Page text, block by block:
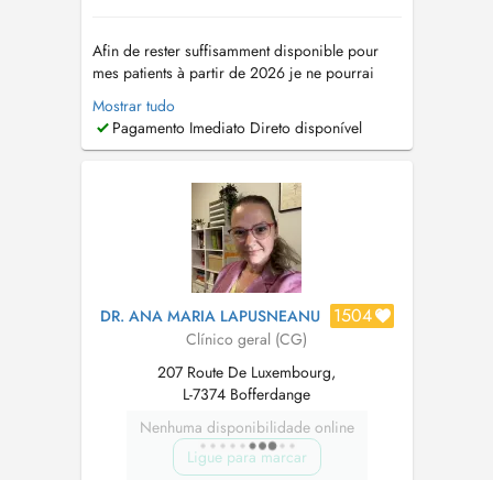
Afin de rester suffisamment disponible pour
mes patients à partir de 2026 je ne pourrai
plus accepter des nouveaux patients sauf les
habitants du Canton de Mersch. Mes anciens
patients du Centre médical Cents comptent
vacances d'été le cabinet sera fermé du ...
Mostrar tudo
Pagamento Imediato Direto disponível
DR. ANA MARIA LAPUSNEANU 1504
Clínico geral (CG)
207 Route De Luxembourg,
L-7374 Bofferdange
Nenhuma disponibilidade online
Ligue para marcar